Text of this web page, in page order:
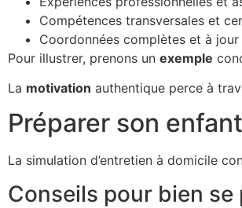
Compétences transversales et
Coordonnées complètes et à jour
Pour illustrer, prenons un exemple
La motivation authentique perce à
Préparer son
La simulation d’entretien à domicile
Conseils pour bien se